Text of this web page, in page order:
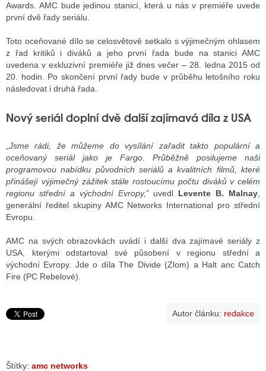
VYSÍLAČE
TELEVIZE
INTERNET
RÁDIA
STRÁNKY RÁDIÍ
STRÁNKY TV
TISK
Awards. AMC bude jedinou stanicí, která u nás v premiéře uvede
první dvě řady seriálu.
Toto oceňované dílo se celosvětově setkalo s výjimečným ohlasem
z řad kritiků i diváků a jeho první řada bude na stanici AMC
uvedena v exkluzivní premiéře již dnes večer – 28. ledna 2015 od
20. hodin. Po skončení první řady bude v průběhu letošního roku
následovat i druhá řada.
Nový seriál doplní dvě další zajímavá díla z USA
Jsme rádi, že můžeme do vysílání zařadit takto populární a
oceňovaný seriál jako je Fargo. Průběžně posilujeme naši
programovou nabídku původních seriálů a kvalitních filmů, které
přinášejí výjimečný zážitek stále rostoucímu počtu diváků v celém
regionu střední a východní Evropy,” uvedl Levente B. Malnay
generální ředitel skupiny AMC Networks International pro střední
Evropu.
AMC na svých obrazovkách uvádí i další dva zajímavé seriály z
USA, kterými odstartoval své působení v regionu střední a
východní Evropy. Jde o díla The Divide (Zlom) a Halt anc Catch
Fire (PC Rebelové).
Autor článku: redakce
Štítky: amc networks